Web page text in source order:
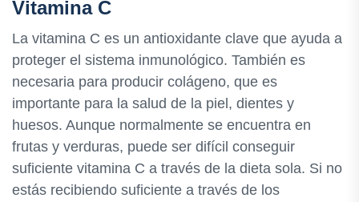
Vitamina C
La vitamina C es un antioxidante clave que ayuda a
proteger el sistema inmunológico. También es
necesaria para producir colágeno, que es
importante para la salud de la piel, dientes y
huesos. Aunque normalmente se encuentra en
frutas y verduras, puede ser difícil conseguir
suficiente vitamina C a través de la dieta sola. Si no
estás recibiendo suficiente a través de los